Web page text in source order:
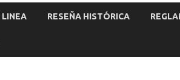
LINEA RESEÑA HISTÓRICA